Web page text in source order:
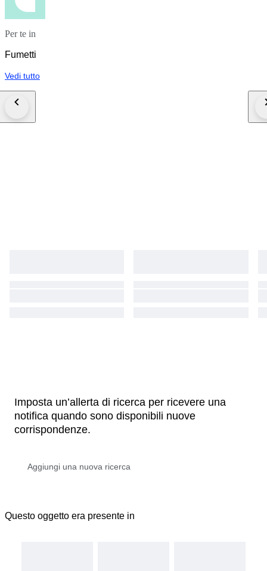
Per te in
Fumetti
Vedi tutto
Imposta un’allerta di ricerca per ricevere una
notifica quando sono disponibili nuove
corrispondenze.
Questo oggetto era presente in